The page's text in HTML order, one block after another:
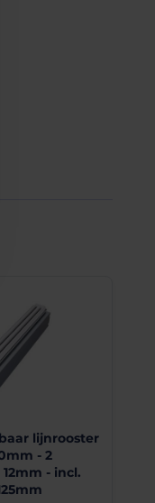
lijnrooster
- 2
- incl.